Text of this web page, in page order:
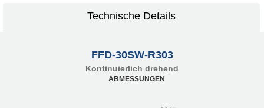
Technische Details
FFD-30SW-R303
Kontinuierlich drehend
ABMESSUNGEN